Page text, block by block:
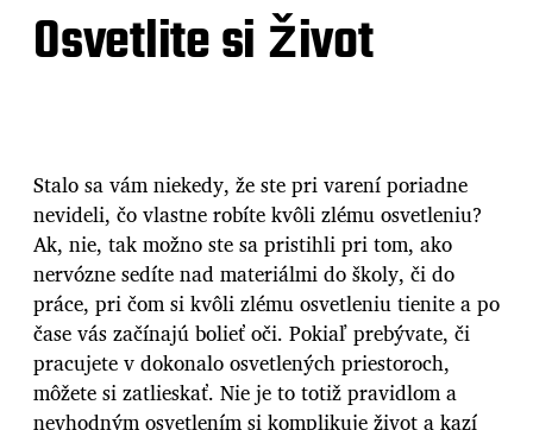
Osvetlite si život
Stalo sa vám niekedy, že ste pri varení poriadne
nevideli, čo vlastne robíte kvôli zlému osvetleniu?
Ak, nie, tak možno ste sa pristihli pri tom, ako
nervózne sedíte nad materiálmi do školy, či do
práce, pri čom si kvôli zlému osvetleniu tienite a po
čase vás začínajú bolieť oči. Pokiaľ prebývate, či
pracujete v dokonalo osvetlených priestoroch,
môžete si zatlieskať. Nie je to totiž pravidlom a
nevhodným osvetlením si komplikuje život a kazí